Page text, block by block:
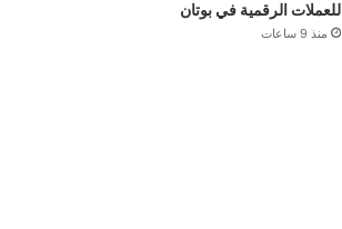
للعملات الرقمية في بوتان
منذ 9 ساعات